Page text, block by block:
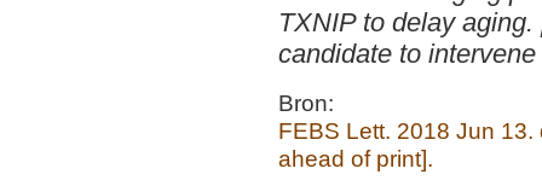
TXNIP to delay
candidate to
Bron:
FEBS Lett. 2018 Jun
ahead of print].